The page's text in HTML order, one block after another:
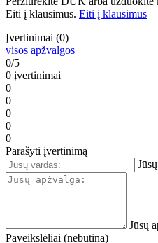
Eiti į klausimus. Eiti į klausimus
Įvertinimai (0)
visos apžvalgos
0/5
0 įvertinimai
0
0
0
0
0
Parašyti įvertinimą
Jūsų
Paveikslėliai (nebūtina)